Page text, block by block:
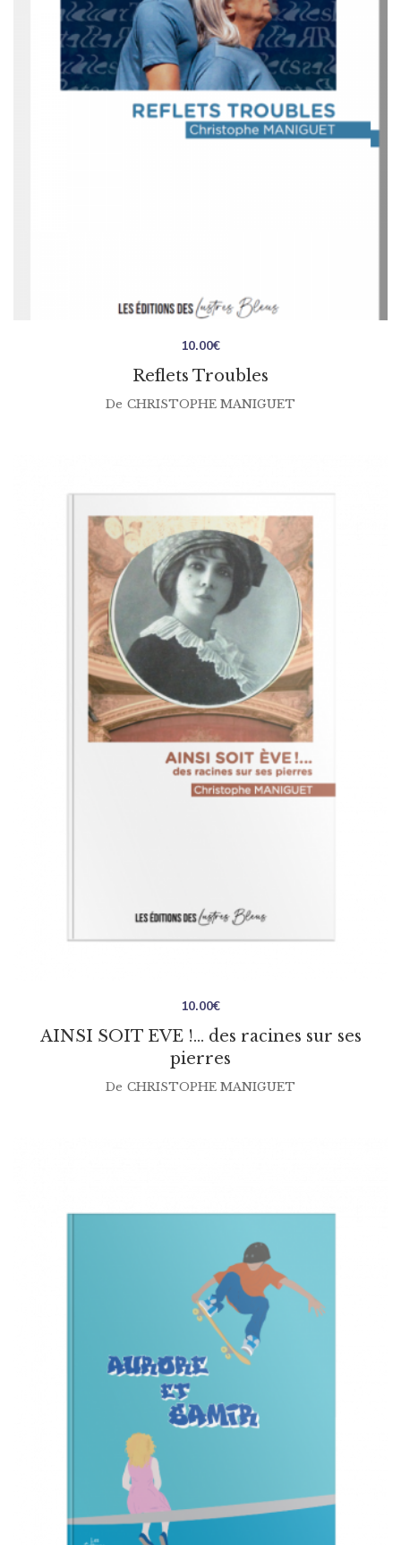
Reflets Troubles
10.00€
De CHRISTOPHE MANIGUET
AINSI SOIT EVE !… des racines sur ses
pierres
10.00€
De CHRISTOPHE MANIGUET